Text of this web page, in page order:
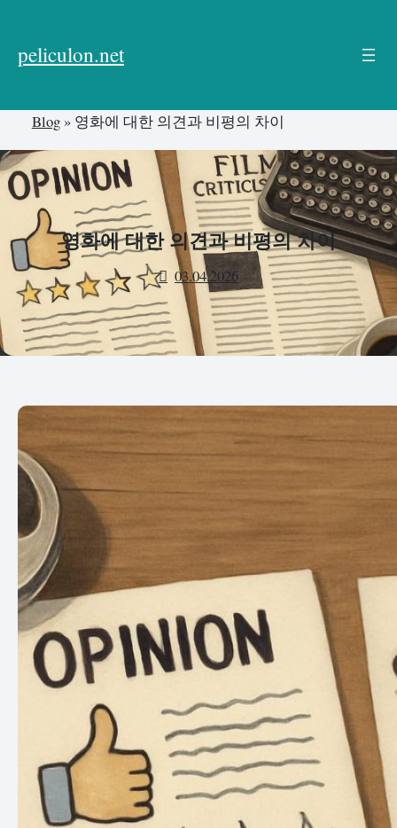
뛰
기
peliculon.net
Blog» 영화에 대한 의견과 비평의 차이
영화에 대한 의견과 비평의 차이
03.04.2026